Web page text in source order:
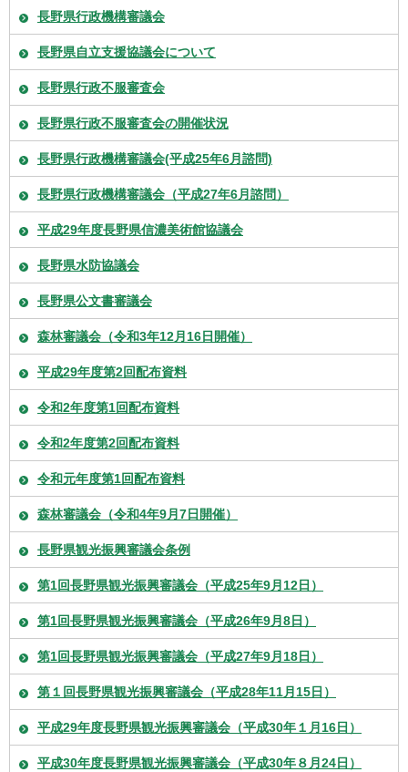
長野県行政機構審議会
長野県自立支援協議会について
長野県行政不服審査会
長野県行政不服審査会の開催状況
長野県行政機構審議会(平成25年6月諮問)
長野県行政機構審議会（平成27年6月諮問）
平成29年度長野県信濃美術館協議会
長野県水防協議会
長野県公文書審議会
森林審議会（令和3年12月16日開催）
平成29年度第2回配布資料
令和2年度第1回配布資料
令和2年度第2回配布資料
令和元年度第1回配布資料
森林審議会（令和4年9月7日開催）
長野県観光振興審議会条例
第1回長野県観光振興審議会（平成25年9月12日）
第1回長野県観光振興審議会（平成26年9月8日）
第1回長野県観光振興審議会（平成27年9月18日）
第１回長野県観光振興審議会（平成28年11月15日）
平成29年度長野県観光振興審議会（平成30年１月16日）
平成30年度長野県観光振興審議会（平成30年８月24日）